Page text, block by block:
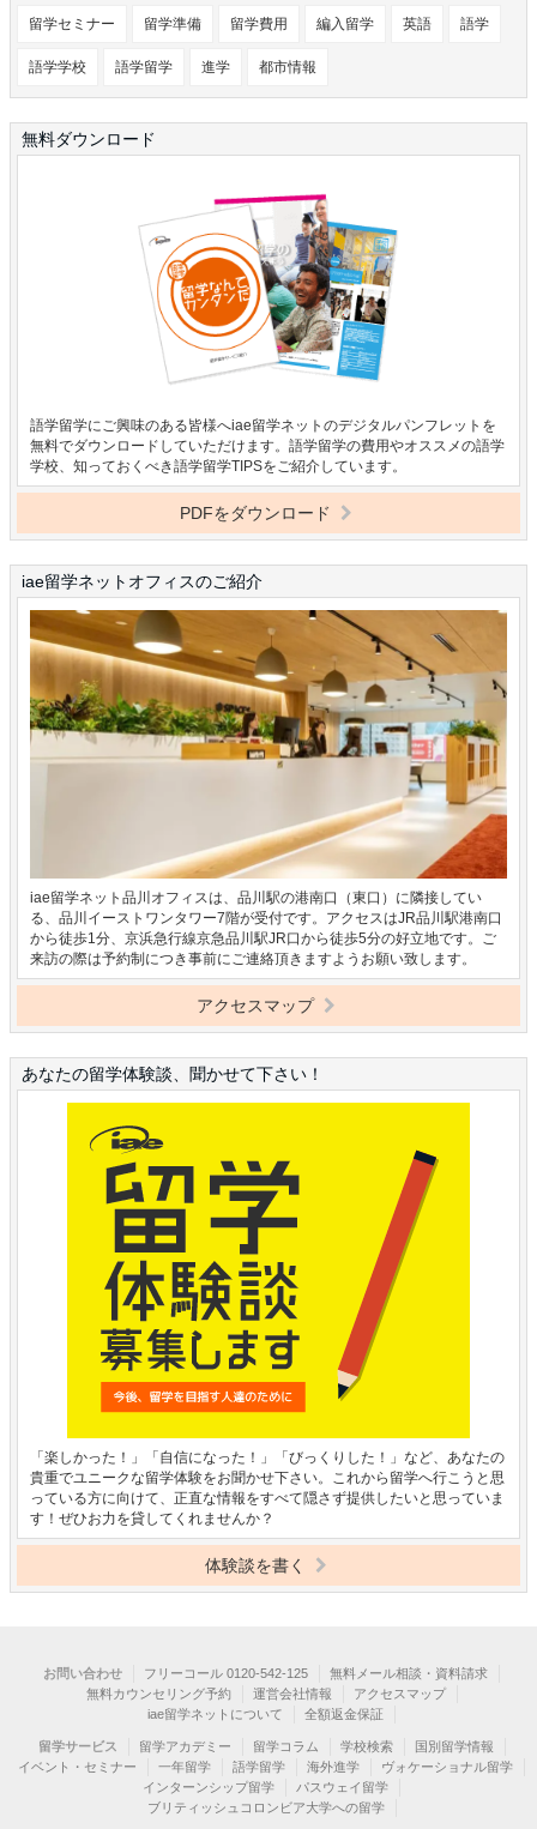
留学セミナー 留学準備 留学費用 編入留学 英語 語学
語学学校 語学留学 進学 都市情報
無料ダウンロード
語学留学にご興味のある皆様へiae留学ネットのデジタルパンフレットを
無料でダウンロードしていただけます。語学留学の費用やオススメの語学
学校、知っておくべき語学留学TIPSをご紹介しています。
PDFをダウンロード
iae留学ネットオフィスのご紹介
iae留学ネット品川オフィスは、品川駅の港南口（東口）に隣接してい
る、品川イーストワンタワー7階が受付です。アクセスはJR品川駅港南口
から徒歩1分、京浜急行線京急品川駅JR口から徒歩5分の好立地です。ご
来訪の際は予約制につき事前にご連絡頂きますようお願い致します。
アクセスマップ
あなたの留学体験談、聞かせて下さい！
「楽しかった！」「自信になった！」「びっくりした！」など、あなたの
貴重でユニークな留学体験をお聞かせ下さい。これから留学へ行こうと思
っている方に向けて、正直な情報をすべて隠さず提供したいと思っていま
す！ぜひお力を貸してくれませんか？
体験談を書く
お問い合わせ フリーコール 0120-542-125
無料メール相談・資料請求
無料カウンセリング予約
運営会社情報
アクセスマップ
iae留学ネットについて
全額返金保証
留学サービス 留学アカデミー 留学コラム 学校検索
国別留学情報
イベント・セミナー
一年留学 語学留学 海外進学
ヴォケーショナル留学
インターンシップ留学
パスウェイ留学
ブリティッシュコロンビア大学への留学